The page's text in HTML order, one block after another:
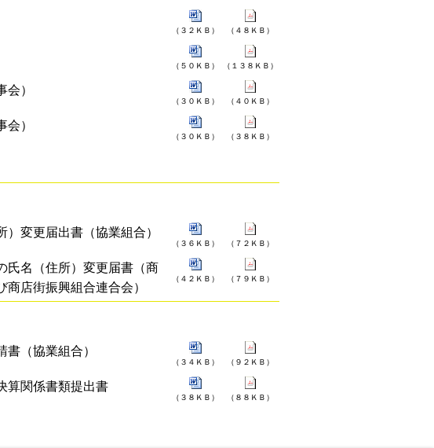
（３２ＫＢ） （４８ＫＢ）
（５０ＫＢ） （１３８ＫＢ）
会）
（３０ＫＢ） （４０ＫＢ）
会）
（３０ＫＢ） （３８ＫＢ）
）変更届出書（協業組合）
（３６ＫＢ） （７２ＫＢ）
氏名（住所）変更届書（商
商店街振興組合連合会）
（４２ＫＢ） （７９ＫＢ）
書（協業組合）
（３４ＫＢ） （９２ＫＢ）
算関係書類提出書
（３８ＫＢ） （８８ＫＢ）